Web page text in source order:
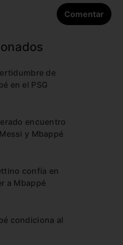
de
en el PSG
encuentro
y Mbappé
confía en
a Mbappé
condiciona al